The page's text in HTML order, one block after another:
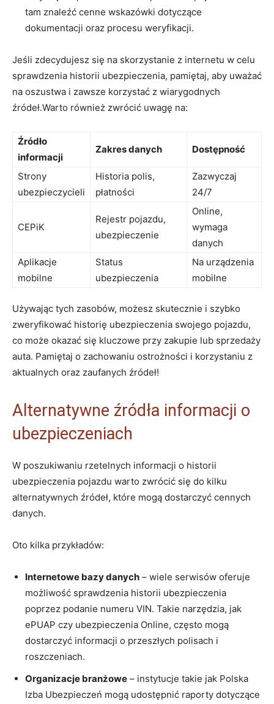
tam znaleźć cenne wskazówki dotyczące
dokumentacji oraz procesu weryfikacji.
Jeśli zdecydujesz się na skorzystanie z internetu w celu
sprawdzenia historii ubezpieczenia, pamiętaj, aby uważać
na oszustwa i zawsze korzystać z wiarygodnych
źródeł.Warto również zwrócić uwagę na:
Źródło
informacji
Zakres danych Dostępność
Strony
ubezpieczycieli
Historia polis,
płatności
Zazwyczaj
24/7
CEPiK
Rejestr pojazdu,
ubezpieczenie
Online,
wymaga
danych
Aplikacje
mobilne
Status
ubezpieczenia
Na urządzenia
mobilne
Używając tych zasobów, możesz skutecznie i szybko
zweryfikować historię ubezpieczenia swojego pojazdu,
co może okazać się kluczowe przy zakupie lub sprzedaży
auta. Pamiętaj o zachowaniu ostrożności i korzystaniu z
aktualnych oraz zaufanych źródeł!
Alternatywne źródła informacji o
ubezpieczeniach
W poszukiwaniu rzetelnych informacji o historii
ubezpieczenia pojazdu warto zwrócić się do kilku
alternatywnych źródeł, które mogą dostarczyć cennych
danych.
Oto kilka przykładów:
Internetowe bazy danych – wiele serwisów oferuje
możliwość sprawdzenia historii ubezpieczenia
poprzez podanie numeru VIN. Takie narzędzia, jak
ePUAP czy ubezpieczenia Online, często mogą
dostarczyć informacji o przeszłych polisach i
roszczeniach.
Organizacje branżowe – instytucje takie jak Polska
Izba Ubezpieczeń mogą udostępnić raporty dotyczące